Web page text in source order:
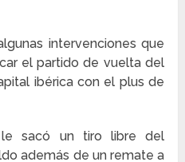
intervenciones que
el partido de vuelta del
ibérica con el plus de
le sacó un tiro libre del
además de un remate a